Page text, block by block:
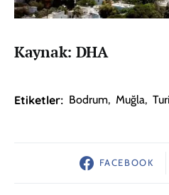
Kaynak: DHA
Etiketler: Bodrum, Muğla,
FACEBOOK